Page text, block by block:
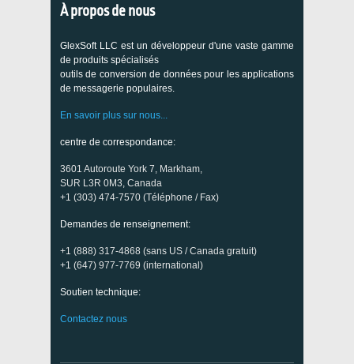
À propos de nous
GlexSoft LLC est un développeur d'une vaste gamme
de produits spécialisés
outils de conversion de données pour les applications
de messagerie populaires.
En savoir plus sur nous...
centre de correspondance:
3601 Autoroute York 7, Markham,
SUR L3R 0M3, Canada
+1 (303) 474-7570 (Téléphone / Fax)
Demandes de renseignement:
+1 (888) 317-4868 (sans US / Canada gratuit)
+1 (647) 977-7769 (international)
Soutien technique:
Contactez nous